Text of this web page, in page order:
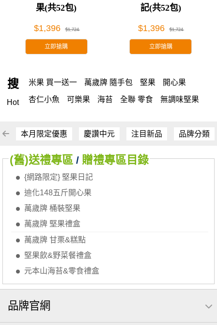
果(共52包)
$1,396 $1,724
立即搶購
記(共52包)
$1,396 $1,724
立即搶購
搜
Hot
米果 買一送一 萬歲牌 隨手包 堅果 開心果
杏仁小魚 可樂果 海苔 全聯 零食 無調味堅果
米果 洋芋片 甘栗 椒鹽 腰果 栗 薯條 萬歲牌
三角壽司海苔 買1送1 南瓜子 icash
減糖日記 素食
萬歲牌 米果 小魚
無糖 堅果飲 果乾
禮盒 Diy飯糰 芝麻
烘焙 萬歲牌 堅果小包裝活力堅果 榛果
海苔 芥末味 開心果 萬歲牌
全聯 堅果 萬歲牌小魚 全聯 海苔 滿天星 黑豆
本月限定優惠 慶讚中元 注目新品 品牌分類
(舊)送禮專區 / 贈禮專區目錄
{網路限定} 堅果日記
迪化148五斤開心果
萬歲牌 桶裝堅果
萬歲牌 堅果禮盒
萬歲牌 甘栗&糕點
堅果飲&野菜餐禮盒
元本山海苔&零食禮盒
品牌官網